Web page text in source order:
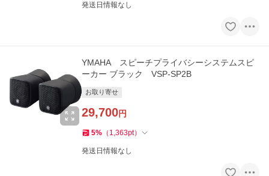
発送日情報なし
YMAHA スピーチプライバシーシステムスピ
ーカー ブラック VSP-SP2B
お取り寄せ
29,700円
5% （ 1,363pt）
発送日情報なし